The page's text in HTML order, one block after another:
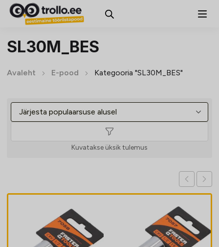
SL30M_BES
Avaleht E-pood Kategooria "SL30M_BES"
Kuvatakse üksik tulemus